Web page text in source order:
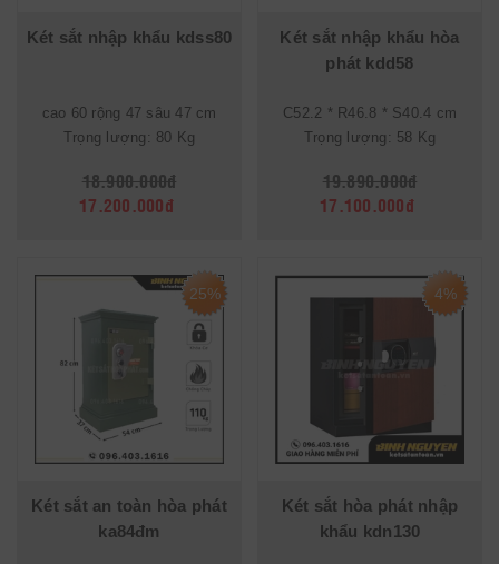
Két sắt nhập khẩu kdss80
cao 60 rộng 47 sâu 47 cm
Trọng lượng: 80 Kg
18.900.000đ
17.200.000đ
Két sắt nhập khẩu hòa
phát kdd58
C52.2 * R46.8 * S40.4 cm
Trọng lượng: 58 Kg
19.890.000đ
17.100.000đ
25%
Két sắt an toàn hòa phát
ka84đm
4%
Két sắt hòa phát nhập
khẩu kdn130